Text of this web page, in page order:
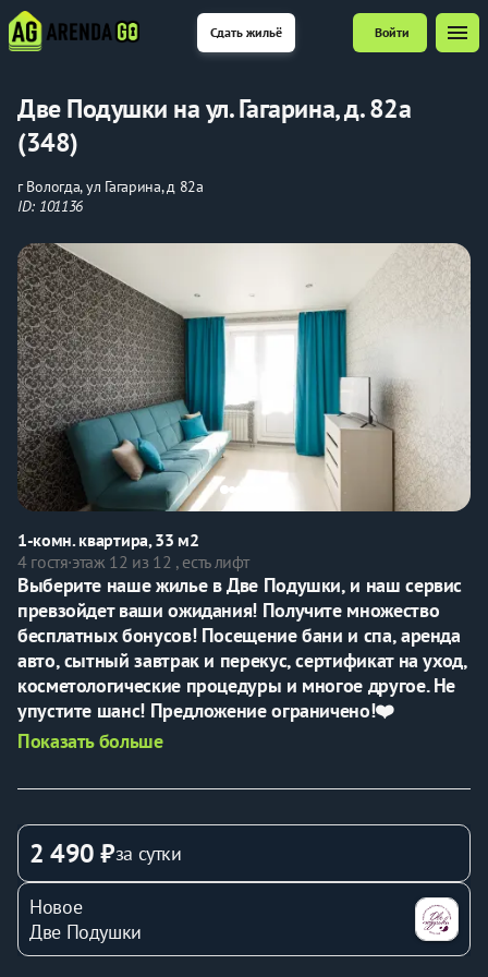
Сдать жильё Войти menu
Две Подушки на ул. Гагарина, д. 82а
(348)
г Вологда, ул Гагарина, д 82а
ID: 101136
1-комн. квартира, 33 м2
4 гостя·этаж 12 из 12 , есть лифт
Выберите наше жилье в Две Подушки, и наш сервис
превзойдет ваши ожидания! Получите множество
бесплатных бонусов! Посещение бани и спа, аренда
авто, сытный завтрак и перекус, сертификат на уход,
косметологические процедуры и многое другое. Не
упустите шанс! Предложение ограничено!❤️
поднимется быстрее, чем уровень кофейка в вашей
кружке!
Просторная комната с мягким диваном и нежными
оттенками помогает создать атмосферу домашнего
уюта. Большая кровать с удобными подушками
обещает отличный сон, а современный дизайн
Показать больше
2 490 ₽за сутки
Новое
Две Подушки